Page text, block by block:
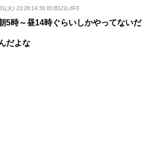
火) 23:28:14.30 ID:B121L/tF0
5時～昼14時ぐらいしかやってないだ
だよな